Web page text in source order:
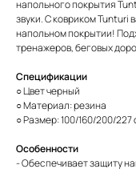
напольного покрытия
звуки. С ковриком Tunturi
напольном покрытии!
тренажеров, беговых
Спецификации
○ Цвет черный
○ Материал: резина
○ Размер: 100/160/200/
Особенности
- Обеспечивает защиту